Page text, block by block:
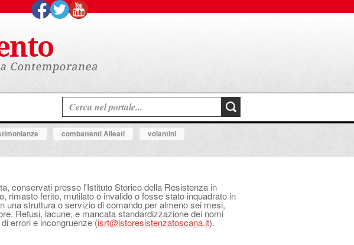
combattenti Alleati
volantini
conservati presso l'Istituto Storico della Resistenza in
rimasto ferito, mutilato o invalido o fosse stato inquadrato in
una struttura o servizio di comando per almeno sei mesi,
Refusi, lacune, e mancata standardizzazione dei nomi
errori e incongruenze (isrt@istoresistenzatoscana.it).